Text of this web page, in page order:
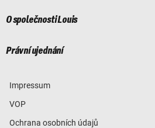
O společnosti Louis
Právní ujednání
Impressum
VOP
Ochrana osobních údajů